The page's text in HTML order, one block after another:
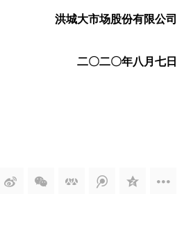
洪城大市场股份有限公司
二〇二〇年八月七日